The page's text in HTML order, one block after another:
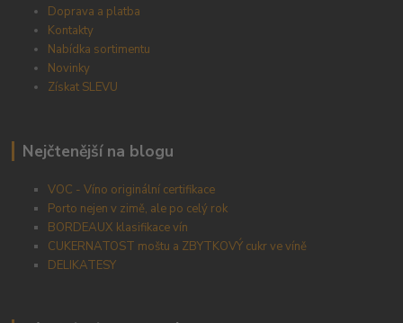
Doprava a platba
Kontakty
Nabídka sortimentu
Novinky
Získat SLEVU
Nejčtenější na blogu
VOC - Víno originální certifikace
Porto nejen v zimě, ale po celý rok
BORDEAUX klasifikace vín
CUKERNATOST moštu a ZBYTKOVÝ cukr ve víně
DELIKATESY